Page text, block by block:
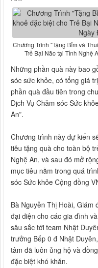
Chương Trình "Tặng Bỉm và
Trẻ Bại Não tại Tỉnh Nghệ
Những phần quà này bao
sóc sức khỏe, có tổng giá
phần quà đầu tiên trong
Dịch Vụ Chăm sóc Sức
An".
Chương trình này dự kiến
tiêu tặng quà cho toàn bộ
Nghệ An, và sau đó mở
mục tiêu nằm trong quá
sóc Sức khỏe Cộng đồng
Bà Nguyễn Thị Hoài, Giám
đại diện cho các gia đình
sâu sắc tới team Nhật
trưởng Bếp 0 đ Nhật
tâm đã luôn ủng hộ và
đặc biệt khó khăn.